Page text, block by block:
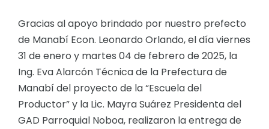
Gracias al apoyo brindado por nuestro prefecto
de Manabí Econ. Leonardo Orlando, el día viernes
31 de enero y martes 04 de febrero de 2025, la
Ing. Eva Alarcón Técnica de la Prefectura de
Manabí del proyecto de la “Escuela del
Productor” y la Lic. Mayra Suárez Presidenta del
GAD Parroquial Noboa, realizaron la entrega de